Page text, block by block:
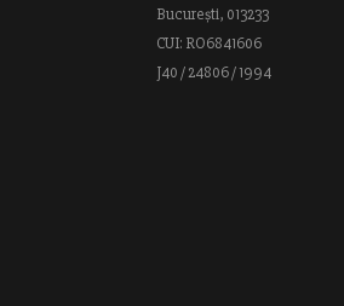
București, 013233
CUI: RO6841606
J40 / 24806 / 1994